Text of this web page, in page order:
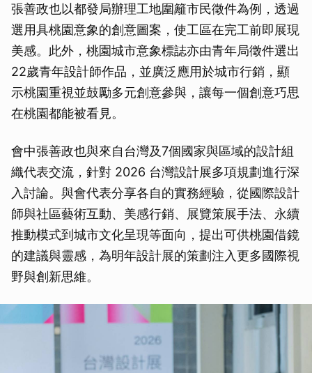
張善政也以都發局辦理工地圍籬市民徵件為例，透過
選用具桃園意象的創意圖案，使工區在完工前即展現
美感。此外，桃園城市意象標誌亦由青年局徵件選出
22歲青年設計師作品，並廣泛應用於城市行銷，顯
示桃園重視並鼓勵多元創意參與，讓每一個創意巧思
在桃園都能被看見。
會中張善政也與來自台灣及7個國家與區域的設計組
織代表交流，針對 2026 台灣設計展多項規劃進行深
入討論。與會代表分享各自的實務經驗，從國際設計
師與社區藝術互動、美感行銷、展覽策展手法、永續
推動模式到城市文化呈現等面向，提出可供桃園借鏡
的建議與靈感，為明年設計展的策劃注入更多國際視
野與創新思維。